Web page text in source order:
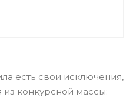
есть свои исключения,
из конкурсной массы: